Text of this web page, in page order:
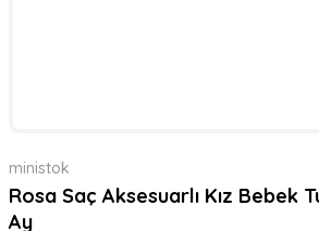
ministok
Rosa Saç Aksesuarlı Kız Bebek
Ay